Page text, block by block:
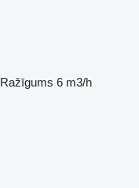
Ražīgums 6 m3/h